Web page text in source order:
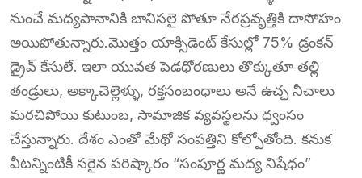
నుంచే మద్యపానానికి బానిసలై పోతూ నేరప్రవృత్తికి దాసోహం
అయిపోతున్నారు.మొత్తం యాక్సిడెంట్ కేసుల్లో 75% డ్రంకన్
డ్రైవ్ కేసులే. ఇలా యువత పెడధోరణులు తొక్కుతూ తల్లి
తండ్రులు, అక్కాచెల్లెళ్ళు, రక్తసంబంధాలు అనే ఉచ్ఛ నీచాలు
మరచిపోయి కుటుంబ, సామాజిక వ్యవస్థలను ధ్వంసం
చేస్తున్నారు. దేశం ఎంతో మేథో సంపత్తిని కోల్పోతోంది. కనుక
వీటన్నింటికీ సరైన పరిష్కారం “సంపూర్ణ మద్య నిషేధం”